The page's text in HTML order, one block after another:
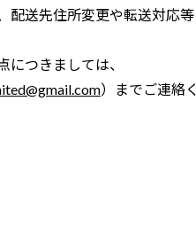
送先住所変更や転送対応等
につきましては、
）までご連絡